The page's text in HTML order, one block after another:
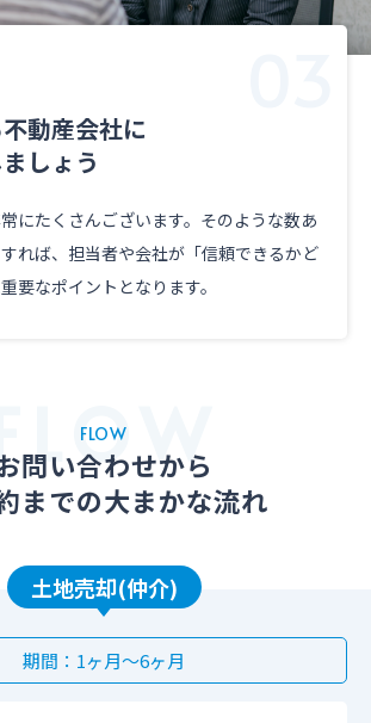
動産会社に
しょう
にたくさんございます。そのような数あ
れば、担当者や会社が「信頼できるかど
要なポイントとなります。
FLOW
問い合わせから
までの大まかな流れ
土地売却(仲介)
期間：1ヶ月〜6ヶ月